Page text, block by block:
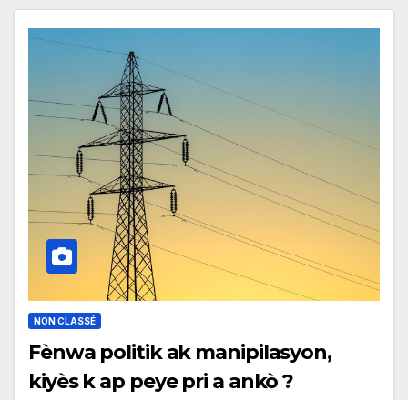
NON CLASSÉ
Fènwa politik ak manipilasyon,
kiyès k ap peye pri a ankò ?